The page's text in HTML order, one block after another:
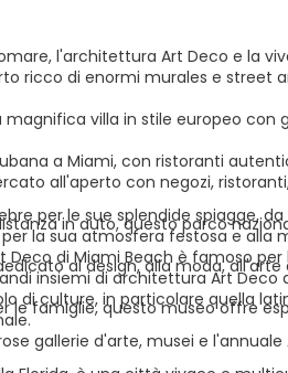
per le sue splendide spiagge,
la sua atmosfera festosa e alla
Deco di Miami Beach è famoso
insiemi di architettura Art Deco
di culture, in particolare quella
gallerie d'arte, musei e
l'architettura Art Deco e la
ricco di enormi murales e
magnifica villa in stile europeo
a Miami, con ristoranti
all'aperto con negozi,
in auto, questo parco
al design, alla moda,
le famiglie, questo museo offre